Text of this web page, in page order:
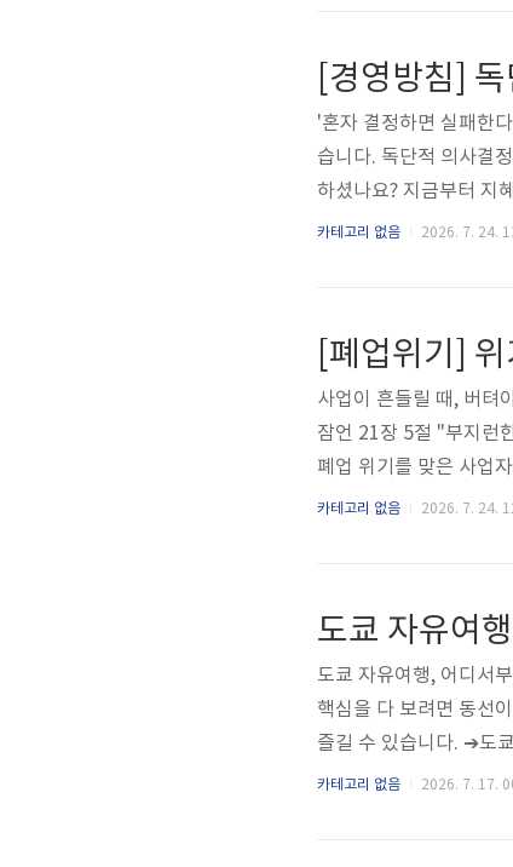
즉시 점검할 수 있습니
'혼자 결정하면 실패한
습니다. 독단적 의사결
하셨나요? 지금부터 지
니다.1. 독단 피하는 의
혜를 놓치지 않을 수 있
카테고리 없음 2026. 7. 24.
[폐업위기]
사업이 흔들릴 때, 버텨
잠언 21장 5절 "부지런
폐업 위기를 맞은 사업
는 5가지 결단 전략과
이지
카테고리 없음 2026. 7. 24.
도쿄 자유여
도쿄 자유여행, 어디서
핵심을 다 보려면 동선
즐길 수 있습니다. ➔도
여행자에게 가장 치명
카테고리 없음 2026. 7. 17.